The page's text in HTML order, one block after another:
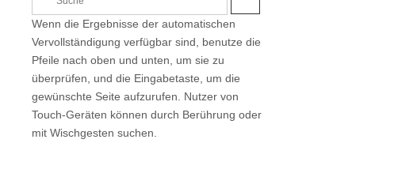
e
f
H
E
Wenn die Ergebnisse der automatischen
Vervollständigung verfügbar sind, benutze die
Pfeile nach oben und unten, um sie zu
überprüfen, und die Eingabetaste, um die
gewünschte Seite aufzurufen. Nutzer von
Touch-Geräten können durch Berührung oder
mit Wischgesten suchen.